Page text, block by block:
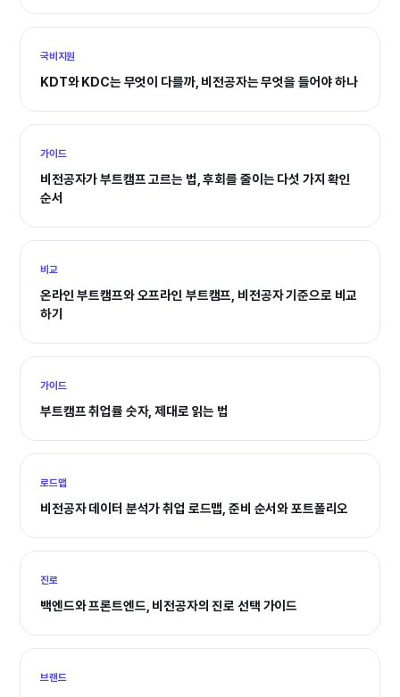
국비지원
KDT와 KDC는 무엇이 다를까, 비전공자는 무엇을 들어야 하나
가이드
비전공자가 부트캠프 고르는 법, 후회를 줄이는 다섯 가지 확인
순서
비교
온라인 부트캠프와 오프라인 부트캠프, 비전공자 기준으로 비교
하기
가이드
부트캠프 취업률 숫자, 제대로 읽는 법
로드맵
비전공자 데이터 분석가 취업 로드맵, 준비 순서와 포트폴리오
진로
백엔드와 프론트엔드, 비전공자의 진로 선택 가이드
브랜드